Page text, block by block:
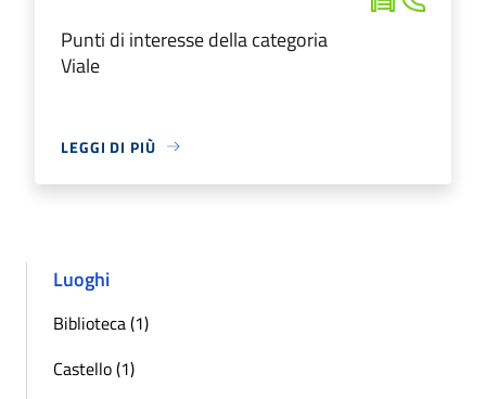
Punti di interesse della categoria
Viale
LEGGI DI PIÙ
Luoghi
Biblioteca (1)
Castello (1)